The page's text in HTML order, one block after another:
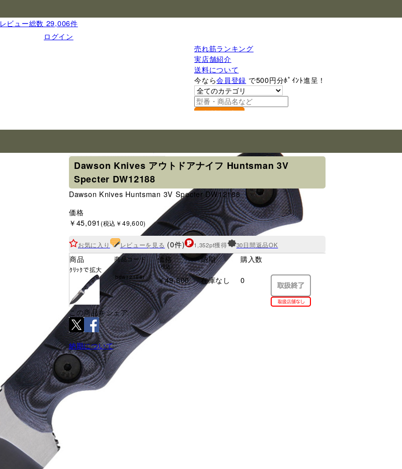
レビュー総数 29,006件
ログイン
売れ筋ランキング
実店舗紹介
送料について
今なら会員登録 で500円分ﾎﾟｲﾝﾄ進呈！
Dawson Knives アウトドアナイフ Huntsman 3V
Specter DW12188
Dawson Knives Huntsman 3V Specter DW12188
価格
￥45,091 (税込￥49,600)
お気に入り レビューを見る (0件) 1,352pt獲得 30日間返品OK
商品
ｸﾘｯｸで拡大
商品コード 価格
(税込)
納期 購入数
bdw12188r ￥49,600 在庫なし 0
この商品をシェア
納期について